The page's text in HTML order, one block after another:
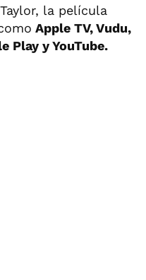
la película
Apple TV, Vudu,
Play y YouTube.